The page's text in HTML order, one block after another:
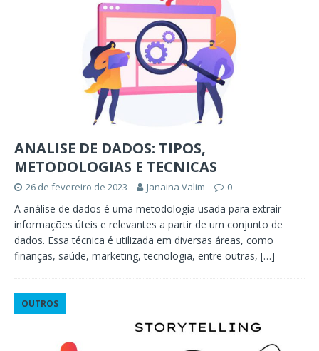
ANALISE DE DADOS: TIPOS,
METODOLOGIAS E TECNICAS
26 de fevereiro de 2023 Janaina Valim 0
A análise de dados é uma metodologia usada para extrair
informações úteis e relevantes a partir de um conjunto de
dados. Essa técnica é utilizada em diversas áreas, como
finanças, saúde, marketing, tecnologia, entre outras, […]
OUTROS